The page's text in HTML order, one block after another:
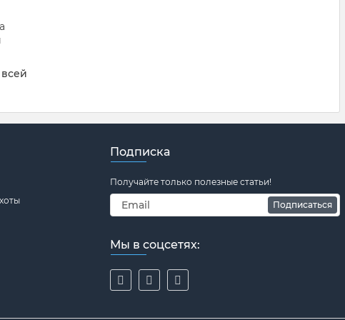
Подписка
Получайте только полезные статьи!
Подписаться
Мы в соцсетях: